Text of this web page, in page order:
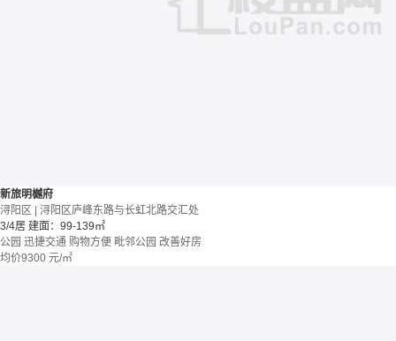
新旅明樾府
浔阳区 | 浔阳区庐峰东路与长虹北路交汇处
3/4居 建面：99-139㎡
公园 迅捷交通 购物方便 毗邻公园 改善好房
均价9300 元/㎡